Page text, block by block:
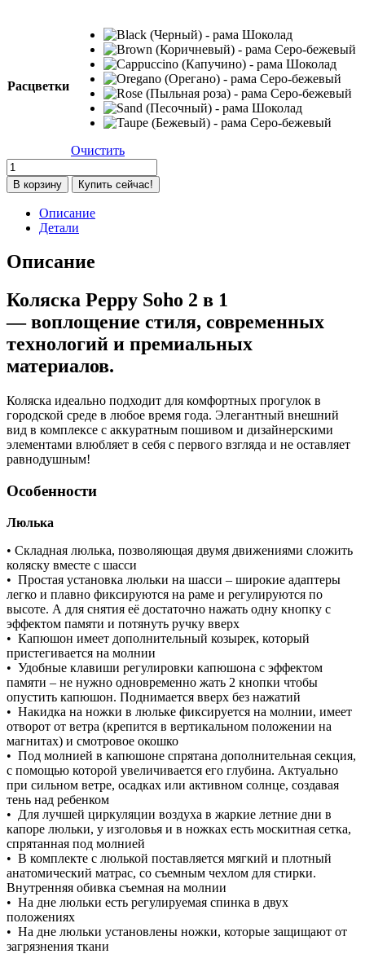
500 ₽
–
54
900 ₽
Расцветки
Очистить
Количество
товара
Коляска
Peppy
Soho,Sand
-
Шоколад
В корзину Купить сейчас!
Описание
Детали
Описание
Коляска Peppy Soho 2 в 1
— воплощение стиля, современных
технологий и премиальных
материалов.
Коляска идеально подходит для комфортных прогулок в
городской среде в любое время года. Элегантный внешний
вид в комплексе с аккуратным пошивом и дизайнерскими
элементами влюбляет в себя с первого взгляда и не оставляет
равнодушным!
Особенности
Люлька
• Складная люлька, позволяющая двумя движениями сложить
коляску вместе с шасси
• Простая установка люльки на шасси – широкие адаптеры
легко и плавно фиксируются на раме и регулируются по
высоте. А для снятия её достаточно нажать одну кнопку с
эффектом памяти и потянуть ручку вверх
• Капюшон имеет дополнительный козырек, который
пристегивается на молнии
• Удобные клавиши регулировки капюшона с эффектом
памяти – не нужно одновременно жать 2 кнопки чтобы
опустить капюшон. Поднимается вверх без нажатий
• Накидка на ножки в люльке фиксируется на молнии, имеет
отворот от ветра (крепится в вертикальном положении на
магнитах) и смотровое окошко
• Под молнией в капюшоне спрятана дополнительная секция,
с помощью которой увеличивается его глубина. Актуально
при сильном ветре, осадках или активном солнце, создавая
тень над ребенком
• Для лучшей циркуляции воздуха в жаркие летние дни в
капоре люльки, у изголовья и в ножках есть москитная сетка,
спрятанная под молнией
• В комплекте с люлькой поставляется мягкий и плотный
анатомический матрас, со съемным чехлом для стирки.
Внутренняя обивка съемная на молнии
• На дне люльки есть регулируемая спинка в двух
положениях
• На дне люльки установлены ножки, которые защищают от
загрязнения ткани